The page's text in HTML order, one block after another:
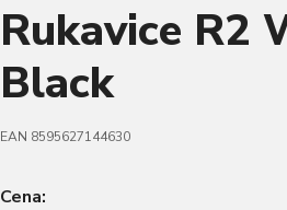
Rukavice R2
Black
EAN 8595627144630
Cena: